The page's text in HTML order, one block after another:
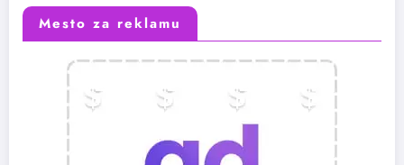
Mesto za reklamu